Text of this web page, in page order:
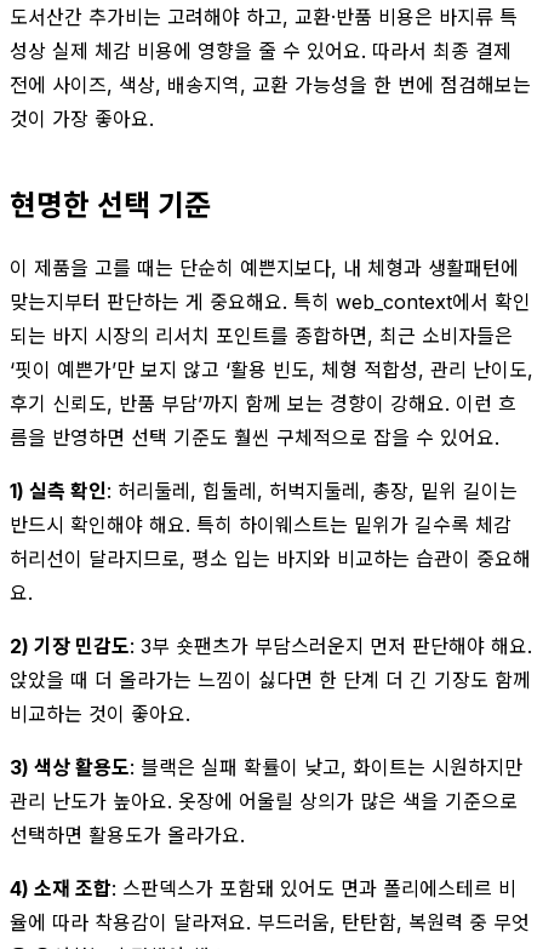
도서산간 추가비는 고려해야 하고, 교환·반품 비용은 바지류 특
성상 실제 체감 비용에 영향을 줄 수 있어요. 따라서 최종 결제
전에 사이즈, 색상, 배송지역, 교환 가능성을 한 번에 점검해보는
것이 가장 좋아요.
현명한 선택 기준
이 제품을 고를 때는 단순히 예쁜지보다, 내 체형과 생활패턴에
맞는지부터 판단하는 게 중요해요. 특히 web_context에서 확인
되는 바지 시장의 리서치 포인트를 종합하면, 최근 소비자들은
‘핏이 예쁜가’만 보지 않고 ‘활용 빈도, 체형 적합성, 관리 난이도,
후기 신뢰도, 반품 부담’까지 함께 보는 경향이 강해요. 이런 흐
름을 반영하면 선택 기준도 훨씬 구체적으로 잡을 수 있어요.
1) 실측 확인: 허리둘레, 힙둘레, 허벅지둘레, 총장, 밑위 길이는
반드시 확인해야 해요. 특히 하이웨스트는 밑위가 길수록 체감
허리선이 달라지므로, 평소 입는 바지와 비교하는 습관이 중요해
요.
2) 기장 민감도: 3부 숏팬츠가 부담스러운지 먼저 판단해야 해요.
앉았을 때 더 올라가는 느낌이 싫다면 한 단계 더 긴 기장도 함께
비교하는 것이 좋아요.
3) 색상 활용도: 블랙은 실패 확률이 낮고, 화이트는 시원하지만
관리 난도가 높아요. 옷장에 어울릴 상의가 많은 색을 기준으로
선택하면 활용도가 올라가요.
4) 소재 조합: 스판덱스가 포함돼 있어도 면과 폴리에스테르 비
율에 따라 착용감이 달라져요. 부드러움, 탄탄함, 복원력 중 무엇